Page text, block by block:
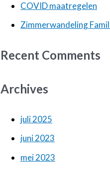
COVID maatregelen
Zimmerwandeling
Recent Comments
Archives
juli 2025
juni 2023
mei 2023